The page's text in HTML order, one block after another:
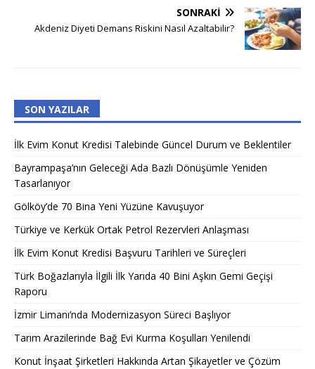
SONRAKI
Akdeniz Diyeti Demans Riskini Nasıl Azaltabilir?
SON YAZILAR
İlk Evim Konut Kredisi Talebinde Güncel Durum ve Beklentiler
Bayrampaşa’nın Geleceği Ada Bazlı Dönüşümle Yeniden
Tasarlanıyor
Gölköy’de 70 Bina Yeni Yüzüne Kavuşuyor
Türkiye ve Kerkük Ortak Petrol Rezervleri Anlaşması
İlk Evim Konut Kredisi Başvuru Tarihleri ve Süreçleri
Türk Boğazlarıyla İlgili İlk Yarıda 40 Bini Aşkın Gemi Geçişi
Raporu
İzmir Limanı’nda Modernizasyon Süreci Başlıyor
Tarım Arazilerinde Bağ Evi Kurma Koşulları Yenilendi
Konut İnşaat Şirketleri Hakkında Artan Şikayetler ve Çözüm